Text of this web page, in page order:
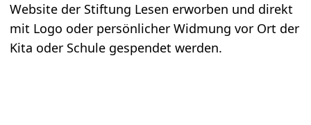
Website der Stiftung Lesen erworben und direkt
mit Logo oder persönlicher Widmung vor Ort der
Kita oder Schule gespendet werden.